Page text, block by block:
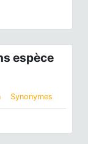
espèce
Synonymes